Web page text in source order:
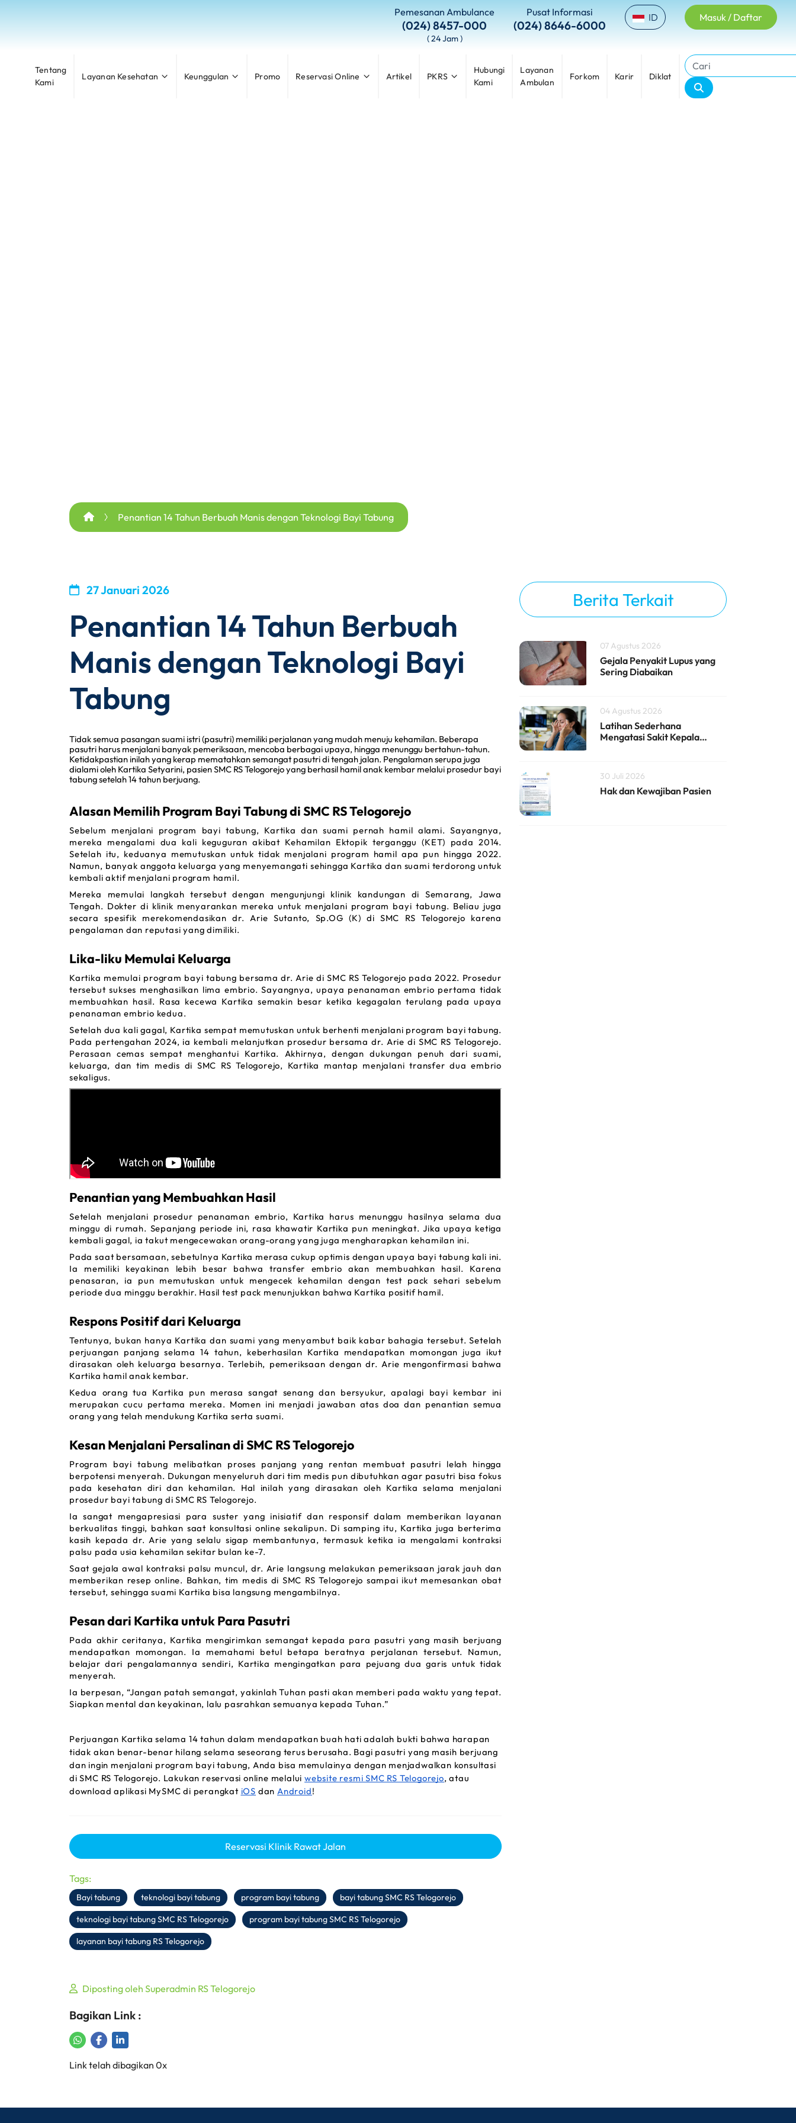
Pemesanan Ambulance
(024) 8457-000
( 24 Jam )
Pusat Informasi
(024) 8646-6000
ID Masuk / Daftar
Tentang
Kami
Layanan Kesehatan Keunggulan Promo Reservasi Online Artikel PKRS
Hubungi
Kami
Layanan
Ambulan
Forkom Karir Diklat
Penantian 14 Tahun Berbuah Manis dengan Teknologi Bayi Tabung
27 Januari 2026
Penantian 14 Tahun Berbuah
Manis dengan Teknologi Bayi
Tabung
Tidak semua pasangan suami istri (pasutri) memiliki perjalanan yang mudah menuju kehamilan. Beberapa
pasutri harus menjalani banyak pemeriksaan, mencoba berbagai upaya, hingga menunggu bertahun-tahun.
Ketidakpastian inilah yang kerap mematahkan semangat pasutri di tengah jalan. Pengalaman serupa juga
dialami oleh Kartika Setyarini, pasien SMC RS Telogorejo yang berhasil hamil anak kembar melalui prosedur bayi
tabung setelah 14 tahun berjuang.
Alasan Memilih Program Bayi Tabung di SMC RS Telogorejo
Sebelum menjalani program bayi tabung, Kartika dan suami pernah hamil alami. Sayangnya,
mereka mengalami dua kali keguguran akibat Kehamilan Ektopik terganggu (KET) pada 2014.
Setelah itu, keduanya memutuskan untuk tidak menjalani program hamil apa pun hingga 2022.
Namun, banyak anggota keluarga yang menyemangati sehingga Kartika dan suami terdorong untuk
kembali aktif menjalani program hamil.
Mereka memulai langkah tersebut dengan mengunjungi klinik kandungan di Semarang, Jawa
Tengah. Dokter di klinik menyarankan mereka untuk menjalani program bayi tabung. Beliau juga
secara spesifik merekomendasikan dr. Arie Sutanto, Sp.OG (K) di SMC RS Telogorejo karena
pengalaman dan reputasi yang dimiliki.
Lika-liku Memulai Keluarga
Kartika memulai program bayi tabung bersama dr. Arie di SMC RS Telogorejo pada 2022. Prosedur
tersebut sukses menghasilkan lima embrio. Sayangnya, upaya penanaman embrio pertama tidak
membuahkan hasil. Rasa kecewa Kartika semakin besar ketika kegagalan terulang pada upaya
penanaman embrio kedua.
Setelah dua kali gagal, Kartika sempat memutuskan untuk berhenti menjalani program bayi tabung.
Pada pertengahan 2024, ia kembali melanjutkan prosedur bersama dr. Arie di SMC RS Telogorejo.
Perasaan cemas sempat menghantui Kartika. Akhirnya, dengan dukungan penuh dari suami,
keluarga, dan tim medis di SMC RS Telogorejo, Kartika mantap menjalani transfer dua embrio
sekaligus.
Penantian yang Membuahkan Hasil
Setelah menjalani prosedur penanaman embrio, Kartika harus menunggu hasilnya selama dua
minggu di rumah. Sepanjang periode ini, rasa khawatir Kartika pun meningkat. Jika upaya ketiga
kembali gagal, ia takut mengecewakan orang-orang yang juga mengharapkan kehamilan ini.
Pada saat bersamaan, sebetulnya Kartika merasa cukup optimis dengan upaya bayi tabung kali ini.
Ia memiliki keyakinan lebih besar bahwa transfer embrio akan membuahkan hasil. Karena
penasaran, ia pun memutuskan untuk mengecek kehamilan dengan test pack sehari sebelum
periode dua minggu berakhir. Hasil test pack menunjukkan bahwa Kartika positif hamil.
Respons Positif dari Keluarga
Tentunya, bukan hanya Kartika dan suami yang menyambut baik kabar bahagia tersebut. Setelah
perjuangan panjang selama 14 tahun, keberhasilan Kartika mendapatkan momongan juga ikut
dirasakan oleh keluarga besarnya. Terlebih, pemeriksaan dengan dr. Arie mengonfirmasi bahwa
Kartika hamil anak kembar.
Kedua orang tua Kartika pun merasa sangat senang dan bersyukur, apalagi bayi kembar ini
merupakan cucu pertama mereka. Momen ini menjadi jawaban atas doa dan penantian semua
orang yang telah mendukung Kartika serta suami.
Kesan Menjalani Persalinan di SMC RS Telogorejo
Program bayi tabung melibatkan proses panjang yang rentan membuat pasutri lelah hingga
berpotensi menyerah. Dukungan menyeluruh dari tim medis pun dibutuhkan agar pasutri bisa fokus
pada kesehatan diri dan kehamilan. Hal inilah yang dirasakan oleh Kartika selama menjalani
prosedur bayi tabung di SMC RS Telogorejo.
Ia sangat mengapresiasi para suster yang inisiatif dan responsif dalam memberikan layanan
berkualitas tinggi, bahkan saat konsultasi online sekalipun. Di samping itu, Kartika juga berterima
kasih kepada dr. Arie yang selalu sigap membantunya, termasuk ketika ia mengalami kontraksi
palsu pada usia kehamilan sekitar bulan ke-7.
Saat gejala awal kontraksi palsu muncul, dr. Arie langsung melakukan pemeriksaan jarak jauh dan
memberikan resep online. Bahkan, tim medis di SMC RS Telogorejo sampai ikut memesankan obat
tersebut, sehingga suami Kartika bisa langsung mengambilnya.
Pesan dari Kartika untuk Para Pasutri
Pada akhir ceritanya, Kartika mengirimkan semangat kepada para pasutri yang masih berjuang
mendapatkan momongan. Ia memahami betul betapa beratnya perjalanan tersebut. Namun,
belajar dari pengalamannya sendiri, Kartika mengingatkan para pejuang dua garis untuk tidak
menyerah.
Ia berpesan, “Jangan patah semangat, yakinlah Tuhan pasti akan memberi pada waktu yang tepat.
Siapkan mental dan keyakinan, lalu pasrahkan semuanya kepada Tuhan.”
Perjuangan Kartika selama 14 tahun dalam mendapatkan buah hati adalah bukti bahwa harapan
tidak akan benar-benar hilang selama seseorang terus berusaha. Bagi pasutri yang masih berjuang
dan ingin menjalani program bayi tabung, Anda bisa memulainya dengan menjadwalkan konsultasi
di SMC RS Telogorejo. Lakukan reservasi online melalui website resmi SMC RS Telogorejo
download aplikasi MySMC di perangkat iOS dan Android!
Reservasi Klinik Rawat Jalan
Tags:
Bayi tabung teknologi bayi tabung program bayi tabung bayi tabung SMC RS Telogorejo
teknologi bayi tabung SMC RS Telogorejo program bayi tabung SMC RS Telogorejo
layanan bayi tabung RS Telogorejo
Diposting oleh Superadmin RS Telogorejo
Bagikan Link :
Share on WhatsApp
Share on Facebook
Share on LinkedIn
Link telah dibagikan 0x
Berita Terkait
07 Agustus 2026
Gejala Penyakit Lupus yang
Sering Diabaikan
04 Agustus 2026
Latihan Sederhana
Mengatasi Sakit Kepala
30 Juli 2026
Hak dan Kewajiban Pasien